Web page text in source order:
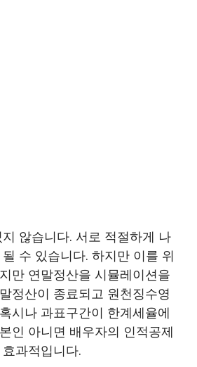
않습니다. 서로 적절하게 나
수 있습니다. 하지만 이를 위
만 연말정산을 시뮬레이션을
정산이 종료되고 원천징수영
시나 과표구간이 한계세율에
인 아니면 배우자의 인적공제
과적입니다.